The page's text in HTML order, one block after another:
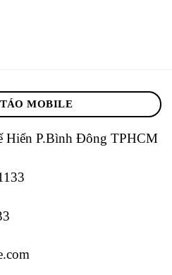
MOBILE
Hiển P.Bình Đông TPHCM